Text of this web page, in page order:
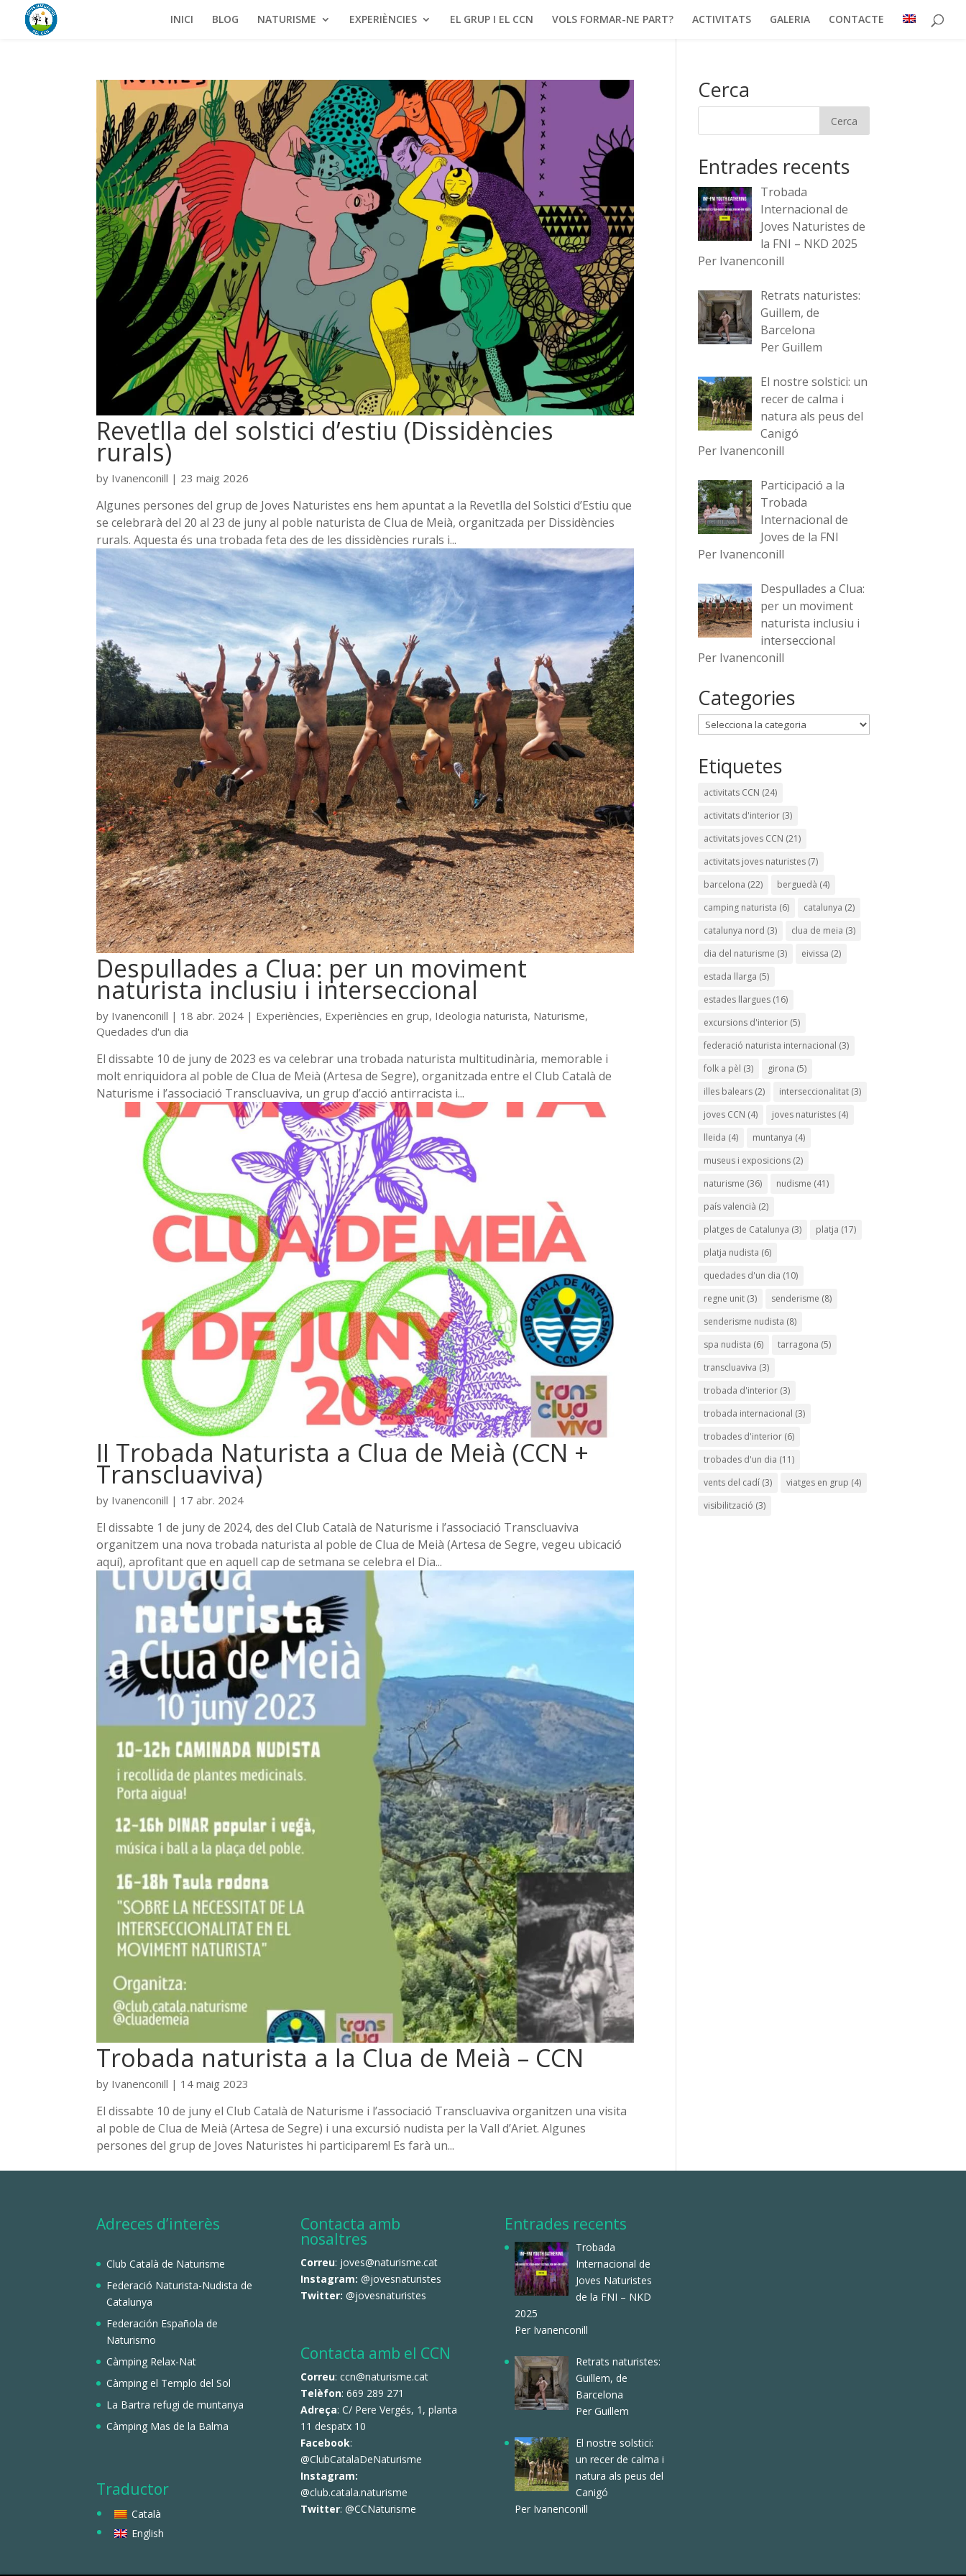
INICI BLOG NATURISME EXPERIÈNCIES EL GRUP I EL CCN VOLS FORMAR-NE PART? ACTIVITATS GALERIA CONTACTE
Revetlla del solstici d’estiu (Dissidències
rurals)
by Ivanenconill | 23 maig 2026
Algunes persones del grup de Joves Naturistes ens hem apuntat a la Revetlla del Solstici d’Estiu que
se celebrarà del 20 al 23 de juny al poble naturista de Clua de Meià, organitzada per Dissidències
rurals. Aquesta és una trobada feta des de les dissidències rurals i...
Despullades a Clua: per un moviment
naturista inclusiu i interseccional
by Ivanenconill | 18 abr. 2024 | Experiències, Experiències en grup, Ideologia naturista, Naturisme,
Quedades d'un dia
El dissabte 10 de juny de 2023 es va celebrar una trobada naturista multitudinària, memorable i
molt enriquidora al poble de Clua de Meià (Artesa de Segre), organitzada entre el Club Català de
Naturisme i l’associació Transcluaviva, un grup d’acció antirracista i...
II Trobada Naturista a Clua de Meià (CCN +
Transcluaviva)
by Ivanenconill | 17 abr. 2024
El dissabte 1 de juny de 2024, des del Club Català de Naturisme i l’associació Transcluaviva
organitzem una nova trobada naturista al poble de Clua de Meià (Artesa de Segre, vegeu ubicació
aquí), aprofitant que en aquell cap de setmana se celebra el Dia...
Trobada naturista a la Clua de Meià – CCN
by Ivanenconill | 14 maig 2023
El dissabte 10 de juny el Club Català de Naturisme i l’associació Transcluaviva organitzen una visita
al poble de Clua de Meià (Artesa de Segre) i una excursió nudista per la Vall d’Ariet. Algunes
persones del grup de Joves Naturistes hi participarem! Es farà un...
Cerca
Entrades recents
Trobada
Internacional de
Joves Naturistes de
la FNI – NKD 2025
Per Ivanenconill
Retrats naturistes:
Guillem, de
Barcelona
Per Guillem
El nostre solstici: un
recer de calma i
natura als peus del
Canigó
Per Ivanenconill
Participació a la
Trobada
Internacional de
Joves de la FNI
Per Ivanenconill
Despullades a Clua:
per un moviment
naturista inclusiu i
interseccional
Per Ivanenconill
Categories
Categories
Etiquetes
activitats CCN (24)
activitats d'interior(3)
activitats joves CCN (21)
activitats joves naturistes(7)
barcelona (22) berguedà (4)
camping naturista (6) catalunya (2)
catalunya nord (3) clua de meia (3)
dia del naturisme (3) eivissa (2)
estada llarga (5)
estades llargues(16)
excursions d'interior(5)
federació naturista internacional (3)
folk a pèl (3) girona (5)
illes balears(2) interseccionalitat(3)
joves CCN (4) joves naturistes(4)
lleida (4) muntanya (4)
museus i exposicions(2)
naturisme (36) nudisme (41)
país valencià (2)
platges de Catalunya (3) platja (17)
platja nudista (6)
quedades d'un dia (10)
regne unit(3) senderisme (8)
senderisme nudista (8)
spa nudista (6) tarragona (5)
transcluaviva (3)
trobada d'interior(3)
trobada internacional (3)
trobades d'interior(6)
trobades d'un dia (11)
vents del cadí(3) viatges en grup (4)
visibilització (3)
Adreces d’interès
Club Català de Naturisme
Federació Naturista-Nudista de
Catalunya
Federación Española de
Naturismo
Càmping Relax-Nat
Càmping el Templo del Sol
La Bartra refugi de muntanya
Càmping Mas de la Balma
Traductor
Català
English
Contacta amb
nosaltres
Correu: joves@naturisme.cat
Instagram: @jovesnaturistes
Twitter: @jovesnaturistes
Contacta amb el CCN
Correu: ccn@naturisme.cat
Telèfon: 669 289 271
Adreça: C/ Pere Vergés, 1, planta
11 despatx 10
Facebook:
@ClubCatalaDeNaturisme
Instagram:
@club.catala.naturisme
Twitter: @CCNaturisme
Entrades recents
Trobada
Internacional de
Joves Naturistes
de la FNI – NKD
2025
Per Ivanenconill
Retrats naturistes:
Guillem, de
Barcelona
Per Guillem
El nostre solstici:
un recer de calma i
natura als peus del
Canigó
Per Ivanenconill